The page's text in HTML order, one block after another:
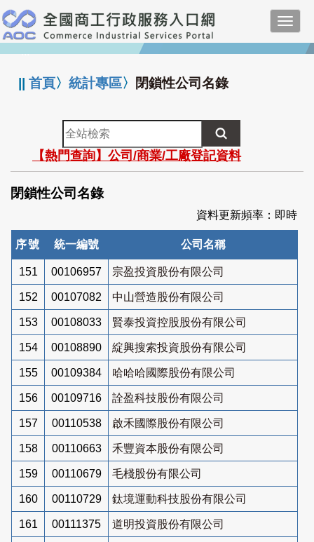
跳
到
主
要
:::
||首頁〉統計專區〉 閉鎖性公司名錄
全
站
檢
索
【熱門查詢】公司/商業/工廠登記資料
閉鎖性公司名錄
資料更新頻率：即時
序號 統一編號 公司名稱
151 00106957 宗盈投資股份有限公司
152 00107082 中山營造股份有限公司
153 00108033 賢泰投資控股股份有限公司
154 00108890 綻興搜索投資股份有限公司
155 00109384 哈哈哈國際股份有限公司
156 00109716 詮盈科技股份有限公司
157 00110538 啟禾國際股份有限公司
158 00110663 禾豐資本股份有限公司
159 00110679 毛棧股份有限公司
160 00110729 鈦境運動科技股份有限公司
161 00111375 道明投資股份有限公司